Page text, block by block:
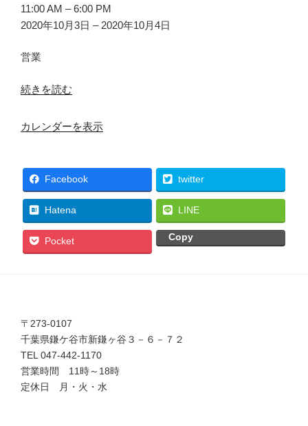
OPEN
11:00 AM –6:00 PM
2020年10月3日 – 2020年10月4日
営業
続きを読む
カレンダーを表示
Facebook twitter
Hatena LINE
Pocket Copy
〒273-0107
千葉県鎌ケ谷市新鎌ヶ谷３－６－７２
TEL 047-442-1170
営業時間 11時～18時
定休日 月・火・水